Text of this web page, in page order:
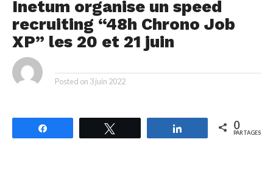
Inetum organise un speed
recruiting “48h Chrono Job
XP” les 20 et 21 juin
Posted on 3 juin 2022
Partagez 0
PARTAGES